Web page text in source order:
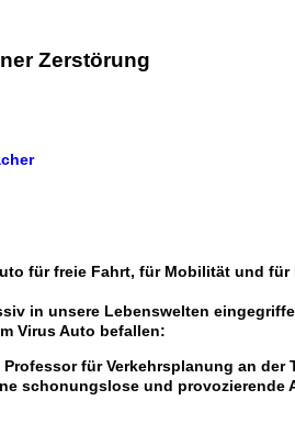
Zerstörung
für freie Fahrt, für Mobilität und
in unsere Lebenswelten
Virus Auto befallen:
für Verkehrsplanung an
schonungslose und provozierende